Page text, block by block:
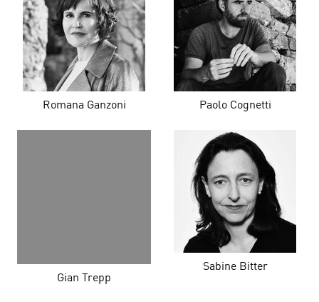
Romana Ganzoni Paolo Cognetti
Gian Trepp
Sabine Bitter